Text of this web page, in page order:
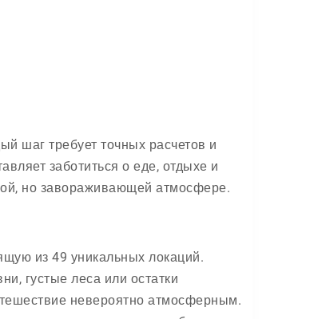
шаг требует точных расчетов и
заботиться о еде, отдыхе и
но завораживающей атмосфере.
из 49 уникальных локаций.
густые леса или остатки
невероятно атмосферным.